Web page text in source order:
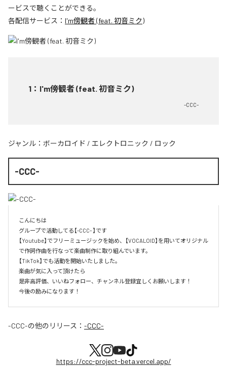
ービスで聴くことができる。
各配信サービス： I'm傍観者 (feat. 初音ミク)
1 ： I'm傍観者 (feat. 初音ミク)
-CCC-
ジャンル： ボーカロイド / エレクトロニック / ロック
-CCC-
こんにちは
グループで活動してる【-CCC- 】です
【Youtube】でフリーミュージックを始め、【VOCALOID】を用いてオリジナル
で作詞作曲を行なって楽曲制作に取り組んでいます。
【TikTok】でも活動を開始いたしました。
楽曲が気に入って頂けたら
是非高評価、いいねフォロー、チャンネル登録宜しくお願いします！
今後の励みになります！
-CCC-の他のリリース： -CCC-
https://ccc-project-beta.vercel.app/